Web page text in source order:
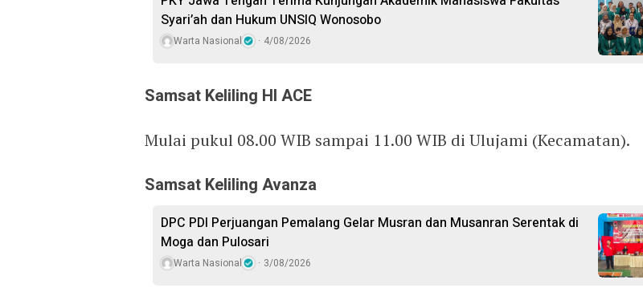
Syari’ah dan Hukum UNSIQ Wonosobo
Warta Nasional 4/08/2026
Samsat Keliling HI ACE
Mulai pukul 08.00 WIB sampai 11.00 WIB di Ulujami (Kecamatan).
Samsat Keliling Avanza
DPC PDI Perjuangan Pemalang Gelar Musran dan Musanran Serentak di
Moga dan Pulosari
Warta Nasional 3/08/2026